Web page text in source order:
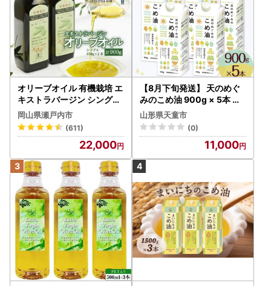
オリーブオイル 有機栽培 エ
キストラバージン シングル
2本 オリーブオイル
岡山県瀬戸内市
(611)
22,000
【8月下旬発送】 天のめぐ
みのこめ油 900g × 5本 米
油
山形県天童市
(0)
11,000